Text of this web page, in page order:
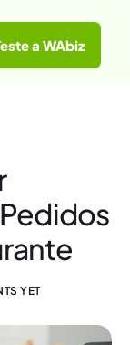
a WAbiz
YET